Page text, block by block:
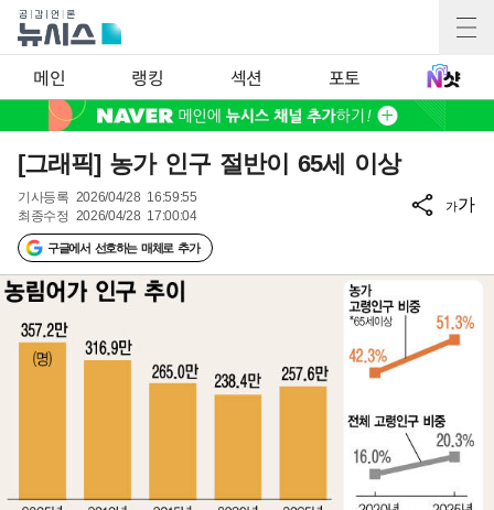
메인 랭킹 섹션 포토
[그래픽] 농가 인구 절반이 65세 이상
기사등록 2026/04/28 16:59:55
최종수정 2026/04/28 17:00:04
구글에서 선호하는 매체로 추가
가가